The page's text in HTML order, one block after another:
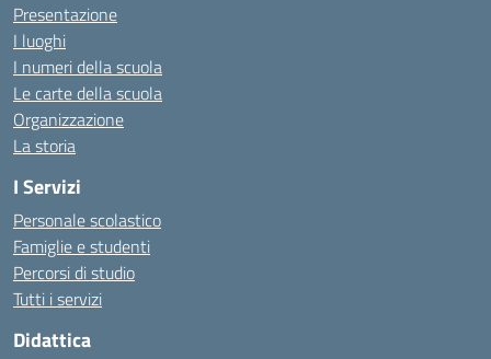
Presentazione
I luoghi
I numeri della scuola
Le carte della scuola
Organizzazione
La storia
I Servizi
Personale scolastico
Famiglie e studenti
Percorsi di studio
Tutti i servizi
Didattica